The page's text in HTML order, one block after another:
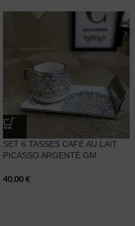
SET 6 TASSES CAFÉ AU LAIT
PICASSO ARGENTÉ GM
40,00€